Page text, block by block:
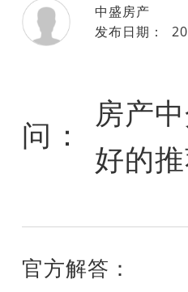
中盛房产
发布日期：
问：
房产
好的
官方解答：